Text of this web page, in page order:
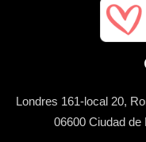
Londres 161-local 20,
06600 Ciudad